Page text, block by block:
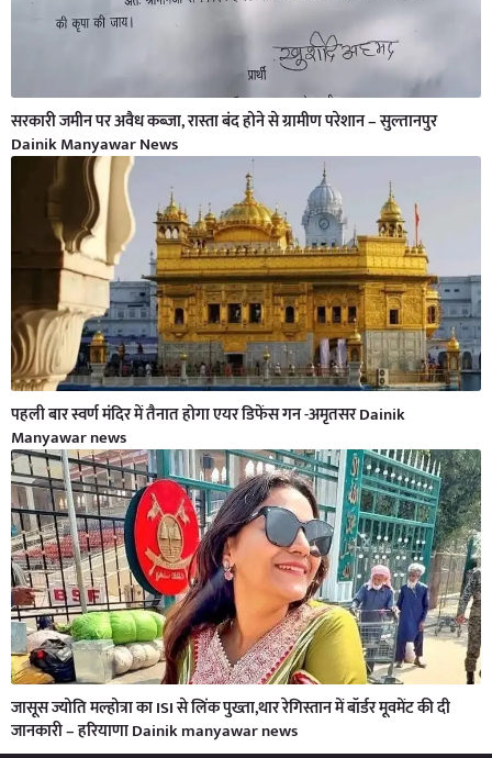
सरकारी जमीन पर अवैध कब्जा, रास्ता बंद होने से ग्रामीण परेशान – सुल्तानपुर
Dainik Manyawar News
पहली बार स्वर्ण मंदिर में तैनात होगा एयर डिफेंस गन -अमृतसर Dainik
Manyawar news
जासूस ज्योति मल्होत्रा का ISI से लिंक पुख्ता,थार रेगिस्तान में बॉर्डर मूवमेंट की दी
जानकारी – हरियाणा Dainik manyawar news